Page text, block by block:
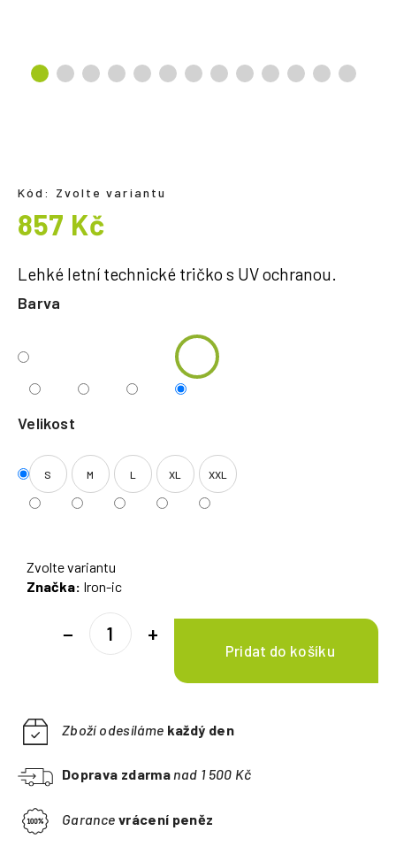
Lehké letní technické tričko s UV ochranou.
Barva
Velikost
S M L XL XXL
Zvolte variantu
Značka: Iron-ic
+
−
Zboží odesíláme každý den
Doprava zdarma nad 1 500 Kč
Garance vrácení peněz
Kód: Zvolte variantu
857 Kč
cena: